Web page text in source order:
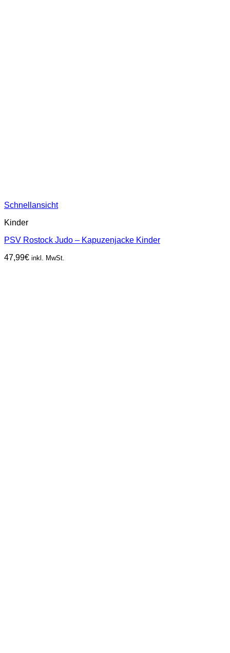
Schnellansicht
Kinder
PSV Rostock Judo – Kapuzenjacke Kinder
47,99€ inkl. MwSt.